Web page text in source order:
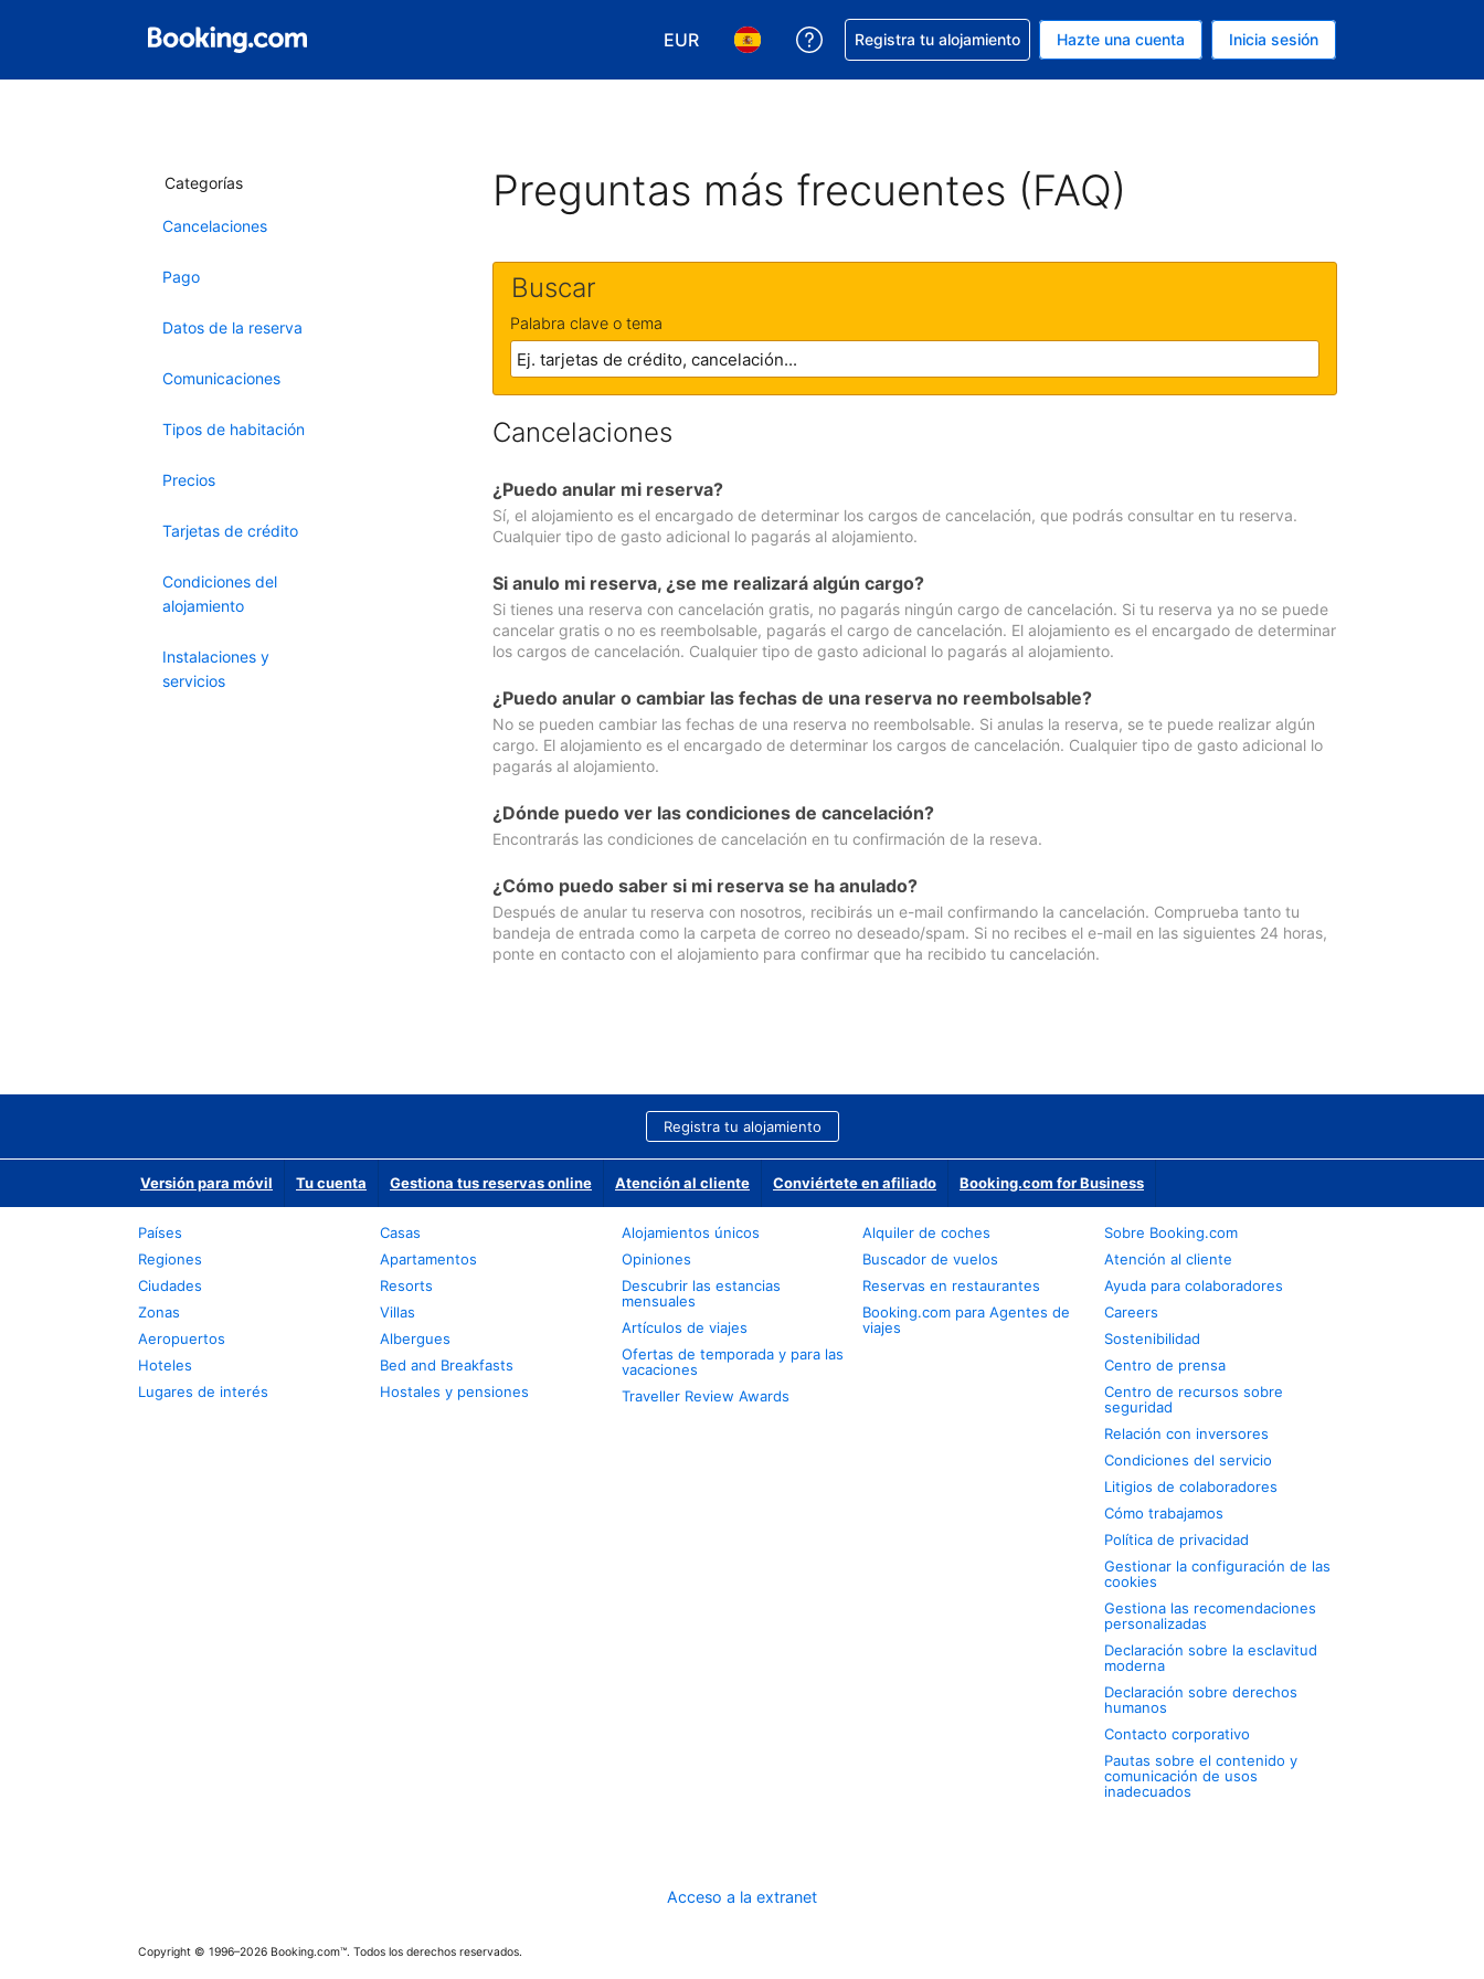
EUR
Elegir tu moneda. Tu moneda actual es EUR
Elegir el idioma que prefieres. Tu idioma actual es Español
Obtener ayuda con la reserva
Registra tu alojamiento Hazte una cuenta Inicia sesión
Categorías
Cancelaciones
Pago
Datos de la reserva
Comunicaciones
Tipos de habitación
Precios
Tarjetas de crédito
Condiciones del
alojamiento
Instalaciones y
servicios
Preguntas más frecuentes (FAQ)
Buscar
Palabra clave o tema
Cancelaciones
¿Puedo anular mi reserva?
Sí, el alojamiento es el encargado de determinar los cargos de cancelación, que podrás consultar en tu reserva.
Cualquier tipo de gasto adicional lo pagarás al alojamiento.
Si anulo mi reserva, ¿se me realizará algún cargo?
Si tienes una reserva con cancelación gratis, no pagarás ningún cargo de cancelación. Si tu reserva ya no se puede
cancelar gratis o no es reembolsable, pagarás el cargo de cancelación. El alojamiento es el encargado de determinar
los cargos de cancelación. Cualquier tipo de gasto adicional lo pagarás al alojamiento.
¿Puedo anular o cambiar las fechas de una reserva no reembolsable?
No se pueden cambiar las fechas de una reserva no reembolsable. Si anulas la reserva, se te puede realizar algún
cargo. El alojamiento es el encargado de determinar los cargos de cancelación. Cualquier tipo de gasto adicional lo
pagarás al alojamiento.
¿Dónde puedo ver las condiciones de cancelación?
Encontrarás las condiciones de cancelación en tu confirmación de la reseva.
¿Cómo puedo saber si mi reserva se ha anulado?
Después de anular tu reserva con nosotros, recibirás un e-mail confirmando la cancelación. Comprueba tanto tu
bandeja de entrada como la carpeta de correo no deseado/spam. Si no recibes el e-mail en las siguientes 24 horas,
ponte en contacto con el alojamiento para confirmar que ha recibido tu cancelación.
Registra tu alojamiento
Versión para móvil Tu cuenta Gestiona tus reservas online Atención al cliente Conviértete en afiliado Booking.com for Business
Países
Regiones
Ciudades
Zonas
Aeropuertos
Hoteles
Lugares de interés
Casas
Apartamentos
Resorts
Villas
Albergues
Bed and Breakfasts
Hostales y pensiones
Alojamientos únicos
Opiniones
Descubrir las estancias
mensuales
Artículos de viajes
Ofertas de temporada y para las
vacaciones
Traveller Review Awards
Alquiler de coches
Buscador de vuelos
Reservas en restaurantes
Booking.com para Agentes de
viajes
Sobre Booking.com
Atención al cliente
Ayuda para colaboradores
Careers
Sostenibilidad
Centro de prensa
Centro de recursos sobre
seguridad
Relación con inversores
Condiciones del servicio
Litigios de colaboradores
Cómo trabajamos
Política de privacidad
Gestionar la configuración de las
cookies
Gestiona las recomendaciones
personalizadas
Declaración sobre la esclavitud
moderna
Declaración sobre derechos
humanos
Contacto corporativo
Pautas sobre el contenido y
comunicación de usos
inadecuados
Acceso a la extranet
Copyright © 1996–2026 Booking.com™. Todos los derechos reservados.